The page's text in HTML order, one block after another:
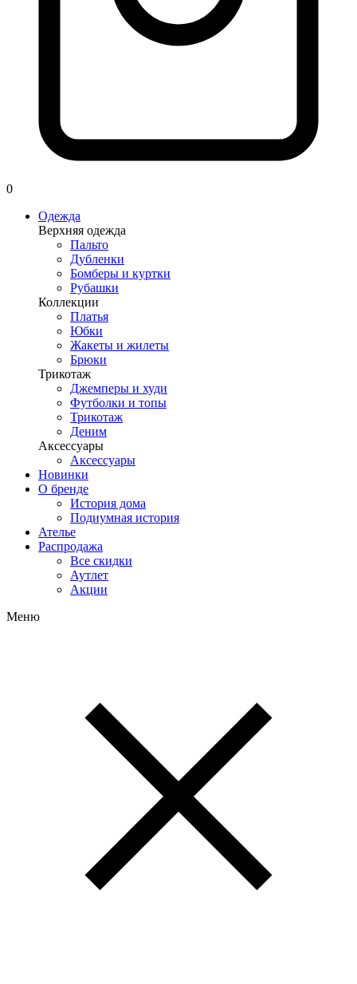
0
Одежда
Верхняя одежда
Пальто
Дубленки
Бомберы и куртки
Рубашки
Коллекции
Платья
Юбки
Жакеты и жилеты
Брюки
Трикотаж
Джемперы и худи
Футболки и топы
Трикотаж
Деним
Аксессуары
Аксессуары
Новинки
О бренде
История дома
Подиумная история
Ателье
Распродажа
Все скидки
Аутлет
Акции
Меню